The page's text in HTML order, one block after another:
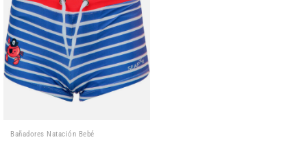
Bañadores Natación Bebé